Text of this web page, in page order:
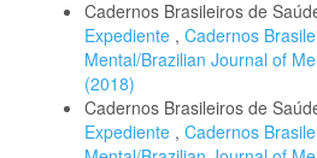
Cadernos Brasileiros de
Expediente , Cadernos
Mental/Brazilian Journal of
(2018)
Cadernos Brasileiros de
Expediente , Cadernos